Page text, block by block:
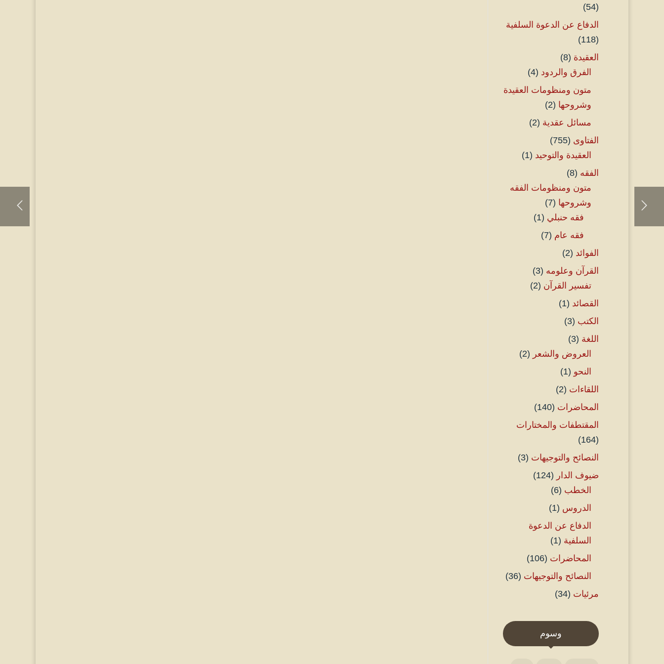
(54)
الدفاع عن الدعوة السلفية
(118)
العقيدة (8)
الفرق والردود (4)
متون ومنظومات العقيدة
وشروحها (2)
مسائل عقدية (2)
الفتاوى (755)
العقيدة والتوحيد (1)
الفقه (8)
متون ومنظومات الفقه
وشروحها (7)
فقه حنبلي (1)
فقه عام (7)
الفوائد (2)
القرآن وعلومه (3)
تفسير القرآن (2)
القصائد (1)
الكتب (3)
اللغة (3)
العروض والشعر (2)
النحو (1)
اللقاءات (2)
المحاضرات (140)
المقتطفات والمختارات
(164)
النصائح والتوجيهات (3)
ضيوف الدار (124)
الخطب (6)
الدروس (1)
الدفاع عن الدعوة
السلفية (1)
المحاضرات (106)
النصائح والتوجيهات (36)
مرئيات (34)
وسوم